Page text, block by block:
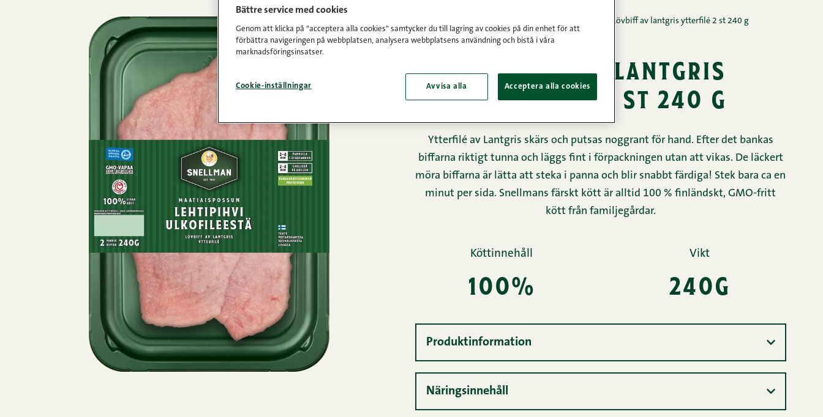
Lövbiff av lantgris ytterfilé 2 st 240 g
lövbiff av lantgris
ytterfilé 2 st 240 g
Ytterfilé av Lantgris skärs och putsas noggrant för hand. Efter det bankas
biffarna riktigt tunna och läggs fint i förpackningen utan att vikas. De läckert
möra biffarna är lätta att steka i panna och blir snabbt färdiga! Stek bara ca en
minut per sida. Snellmans färskt kött är alltid 100 % finländskt, GMO-fritt
kött från familjegårdar.
Köttinnehåll
100%
Vikt
240g
Produktinformation
Näringsinnehåll
Bättre service med cookies
Genom att klicka på "acceptera alla cookies" samtycker du till lagring av cookies på din enhet för att
förbättra navigeringen på webbplatsen, analysera webbplatsens användning och bistå i våra
marknadsföringsinsatser.
Cookie-inställningar Avvisa alla Acceptera alla cookies